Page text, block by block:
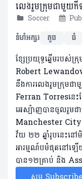
លេងរួមក្រុមជាមួយកី
Soccer
ទំហំអក្សរ
តូច ធំ
ខ្សែប្រយុទ្ធឆ្នើមរប
Robert
នឹង​ការលេងរួមក្រុមជា
Ferran Torresនេះ
អេស្ប៉ាញ​បាន​ចូលរួមជ
Manchester City
វ័យ ២២ ឆ្នាំ​រូប​នេះ​ន
អារម្មណ៍បមំផុត​នៅឡ
បាន​១២គ្រាប់ និង